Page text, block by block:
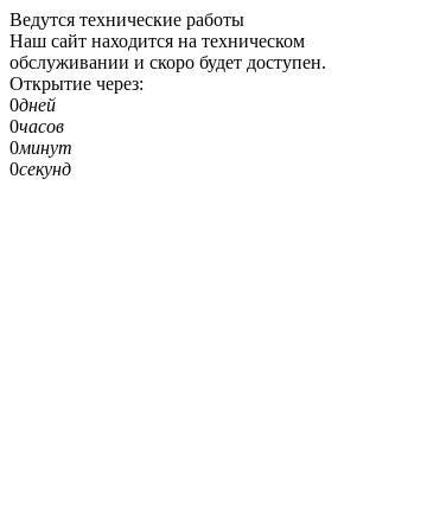
Ведутся технические работы
Наш сайт находится на техническом
обслуживании и скоро будет доступен.
Открытие через:
0дней
0часов
0минут
0секунд